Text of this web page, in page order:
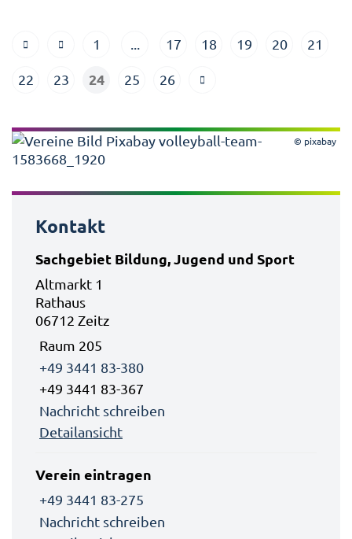
1 17 18 19 20 21
22 23 24 25 26
© pixabay
Kontakt
Sachgebiet Bildung, Jugend und Sport
Altmarkt 1
Rathaus
06712 Zeitz
Raum 205
+49 3441 83-380
+49 3441 83-367
Nachricht schreiben
Detailansicht
Verein eintragen
+49 3441 83-275
Nachricht schreiben